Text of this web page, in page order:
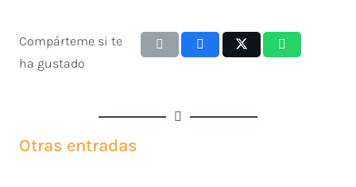
Compárteme si te
ha gustado
Otras entradas